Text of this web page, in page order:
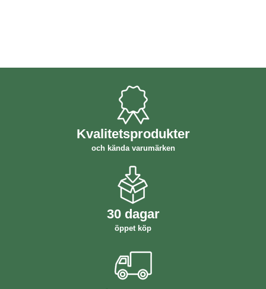
Kvalitetsprodukter
och kända varumärken
30 dagar
öppet köp